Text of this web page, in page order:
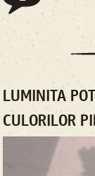
LUMINITA
CULORILOR